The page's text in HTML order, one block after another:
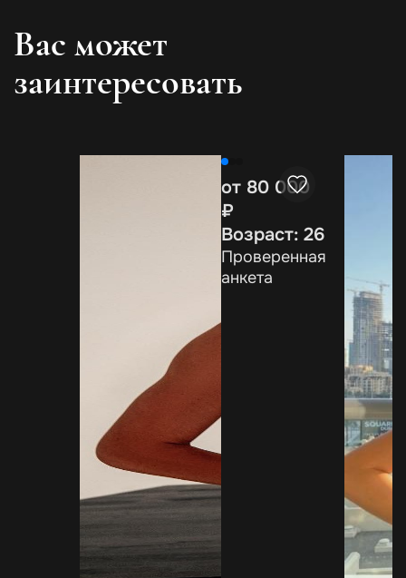
Вас может
заинтересовать
от 80 000
₽
Возраст: 26
Проверенная
анкета